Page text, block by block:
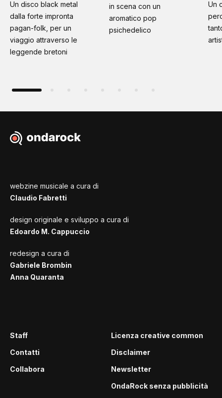
Un disco black metal
dalla forte impronta
pagan-folk, per un
viaggio attraverso le
leggende bretoni
in scena con un
aromatico pop
psichedelico
Un
webzine musicale a cura di
Claudio Fabretti
design originale e sviluppo a cura di
Edoardo M. Cappuccio
redesign a cura di
Gabriele Brombin
Anna Quaranta
Staff
Contatti
Collabora
Licenza creative common
Disclaimer
Newsletter
OndaRock senza pubblicità